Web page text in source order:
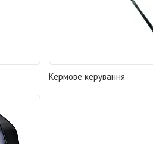
Кермове керування